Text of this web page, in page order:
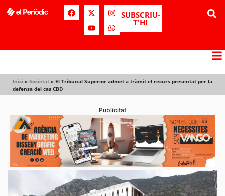
SUBSCRIU-
T'HI
Inici » Societat » El Tribunal Superior admet a tràmit el recurs presentat per la
defensa del cas CBD
Publicitat